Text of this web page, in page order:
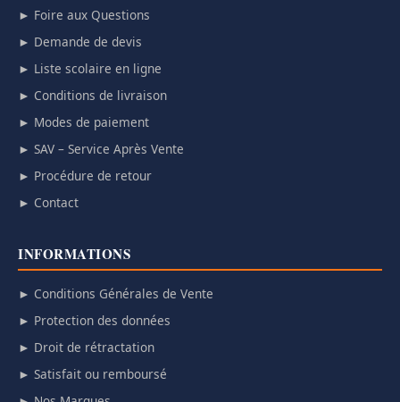
► Foire aux Questions
► Demande de devis
► Liste scolaire en ligne
► Conditions de livraison
► Modes de paiement
► SAV – Service Après Vente
► Procédure de retour
► Contact
INFORMATIONS
► Conditions Générales de Vente
► Protection des données
► Droit de rétractation
► Satisfait ou remboursé